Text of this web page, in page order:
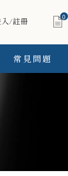
/註冊 0
常見問題